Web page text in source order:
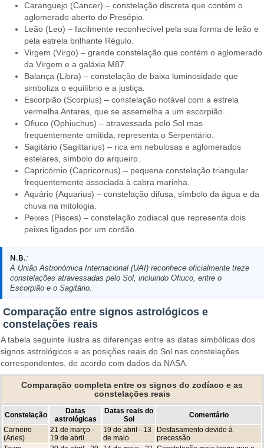
Caranguejo (Cancer) – constelação discreta que contém o
aglomerado aberto do Presépio.
Leão (Leo) – facilmente reconhecível pela sua forma de leão e
pela estrela brilhante Régulo.
Virgem (Virgo) – grande constelação que contém o aglomerado
da Virgem e a galáxia M87.
Balança (Libra) – constelação de baixa luminosidade que
simboliza o equilíbrio e a justiça.
Escorpião (Scorpius) – constelação notável com a estrela
vermelha Antares, que se assemelha a um escorpião.
Ofiuco (Ophiuchus) – atravessada pelo Sol mas
frequentemente omitida, representa o Serpentário.
Sagitário (Sagittarius) – rica em nebulosas e aglomerados
estelares, símbolo do arqueiro.
Capricórnio (Capricornus) – pequena constelação triangular
frequentemente associada à cabra marinha.
Aquário (Aquarius) – constelação difusa, símbolo da água e da
chuva na mitologia.
Peixes (Pisces) – constelação zodiacal que representa dois
peixes ligados por um cordão.
N.B.:
A União Astronómica Internacional(UAI) reconhece oficialmente treze
constelações atravessadas pelo Sol, incluindo Ofiuco, entre o
Escorpião e o Sagitário.
Comparação entre signos astrológicos e
constelações reais
A tabela seguinte ilustra as diferenças entre as datas simbólicas dos
signos astrológicos e as posições reais do Sol nas constelações
correspondentes, de acordo com dados da NASA.
Comparação completa entre os signos do zodíaco e as
constelações reais
Constelação
Datas
astrológicas
Datas reais do
Sol
Comentário
Carneiro
(Aries)
21 de março -
19 de abril
19 de abril - 13
de maio
Desfasamento devido à
precessão